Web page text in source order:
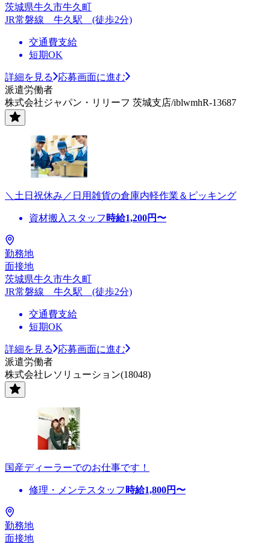
茨城県牛久市牛久町
JR常磐線 牛久駅 (徒歩2分)
交通費支給
短期OK
詳細を見る
応募画面に進む
派遣労働者
株式会社ジャパン・リリーフ 茨城支店/iblwmhR-13687
＼土日祝休み／日用雑貨の倉庫内軽作業＆ピッキング
資材搬入スタッフ 時給1,200円〜
勤務地
面接地
茨城県牛久市牛久町
JR常磐線 牛久駅 (徒歩2分)
交通費支給
短期OK
詳細を見る
応募画面に進む
派遣労働者
株式会社レソリューション(18048)
国産ディーラーでのお仕事です！
修理・メンテスタッフ 時給1,800円〜
勤務地
面接地